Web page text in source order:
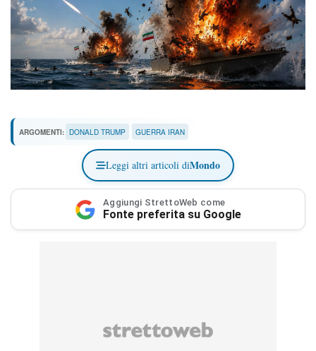
ARGOMENTI: DONALD TRUMP GUERRA IRAN
Leggi altri articoli diMondo
Aggiungi StrettoWeb come
Fonte preferita su Google